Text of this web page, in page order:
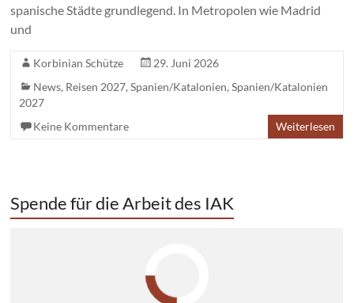
spanische Städte grundlegend. In Metropolen wie Madrid
und
Korbinian Schütze
29. Juni 2026
News, Reisen 2027,Spanien/Katalonien,Spanien/Katalonien
2027
Keine Kommentare
Weiterlesen
Spende für die Arbeit des IAK